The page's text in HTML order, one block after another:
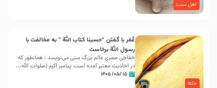
اهل سنت
خلفا
عُمَر با گفتن “حسبنا كتاب اللّه ” به مخالفت با
رسول اللّه برخاست
خفاجی مصری عالم بزرگ سنی می‌نویسد : همانطور که
در احادیث معتبر آمده است، پیامبر اکرم (صلوات اللّه...
۱۵ /۰۵/ ۱۴۰۵